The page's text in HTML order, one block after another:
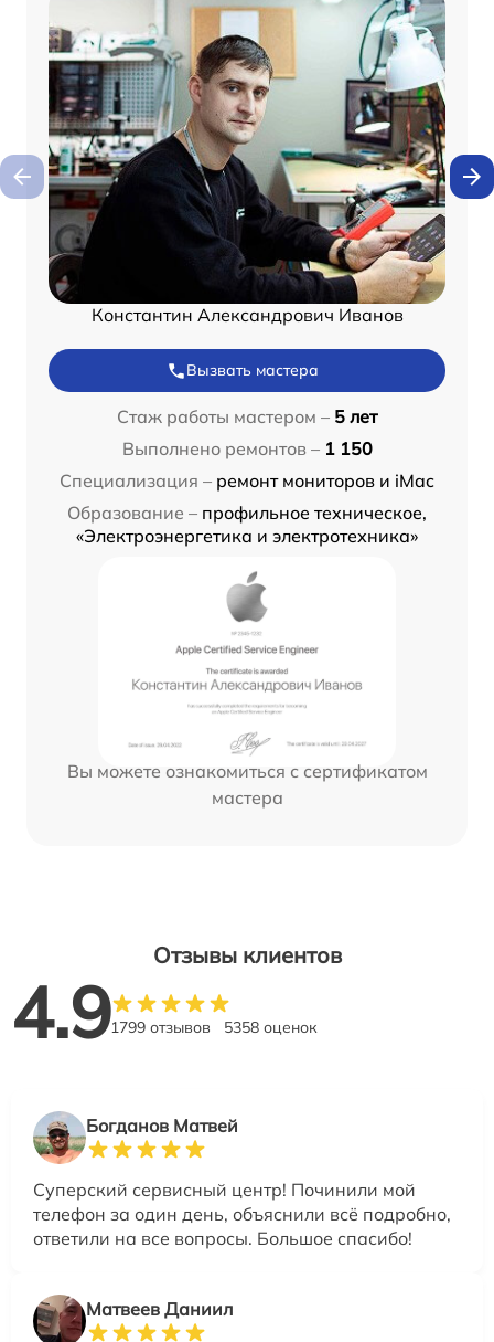
Константин Александрович Иванов
Вызвать мастера
Стаж работы мастером – 5 лет
Выполнено ремонтов – 1 150
Специализация – ремонт мониторов и iMac
Образование – профильное техническое,
«Электроэнергетика и электротехника»
Вы можете ознакомиться с сертификатом
мастера
Отзывы клиентов
4.91799 отзывов 5358 оценок
Богданов Матвей
Суперский сервисный центр! Починили мой
телефон за один день, объяснили всё подробно,
ответили на все вопросы. Большое спасибо!
Матвеев Даниил